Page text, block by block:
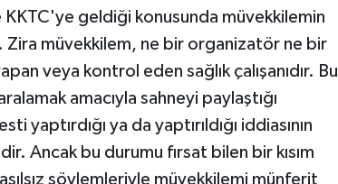
geldiği konusunda müvekkilemin
Zira müvekkilem, ne bir organizatör ne bir
veya kontrol eden sağlık çalışanıdır. Bu
amacıyla sahneyi paylaştığı
yaptırdığı ya da yaptırıldığı iddiasının
Ancak bu durumu fırsat bilen bir kısım
söylemleriyle müvekkilemi münferit